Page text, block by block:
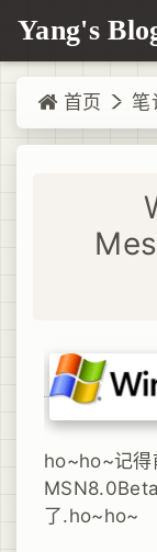
Yang's
首页 笔
ho~ho~记得
了.ho~ho~